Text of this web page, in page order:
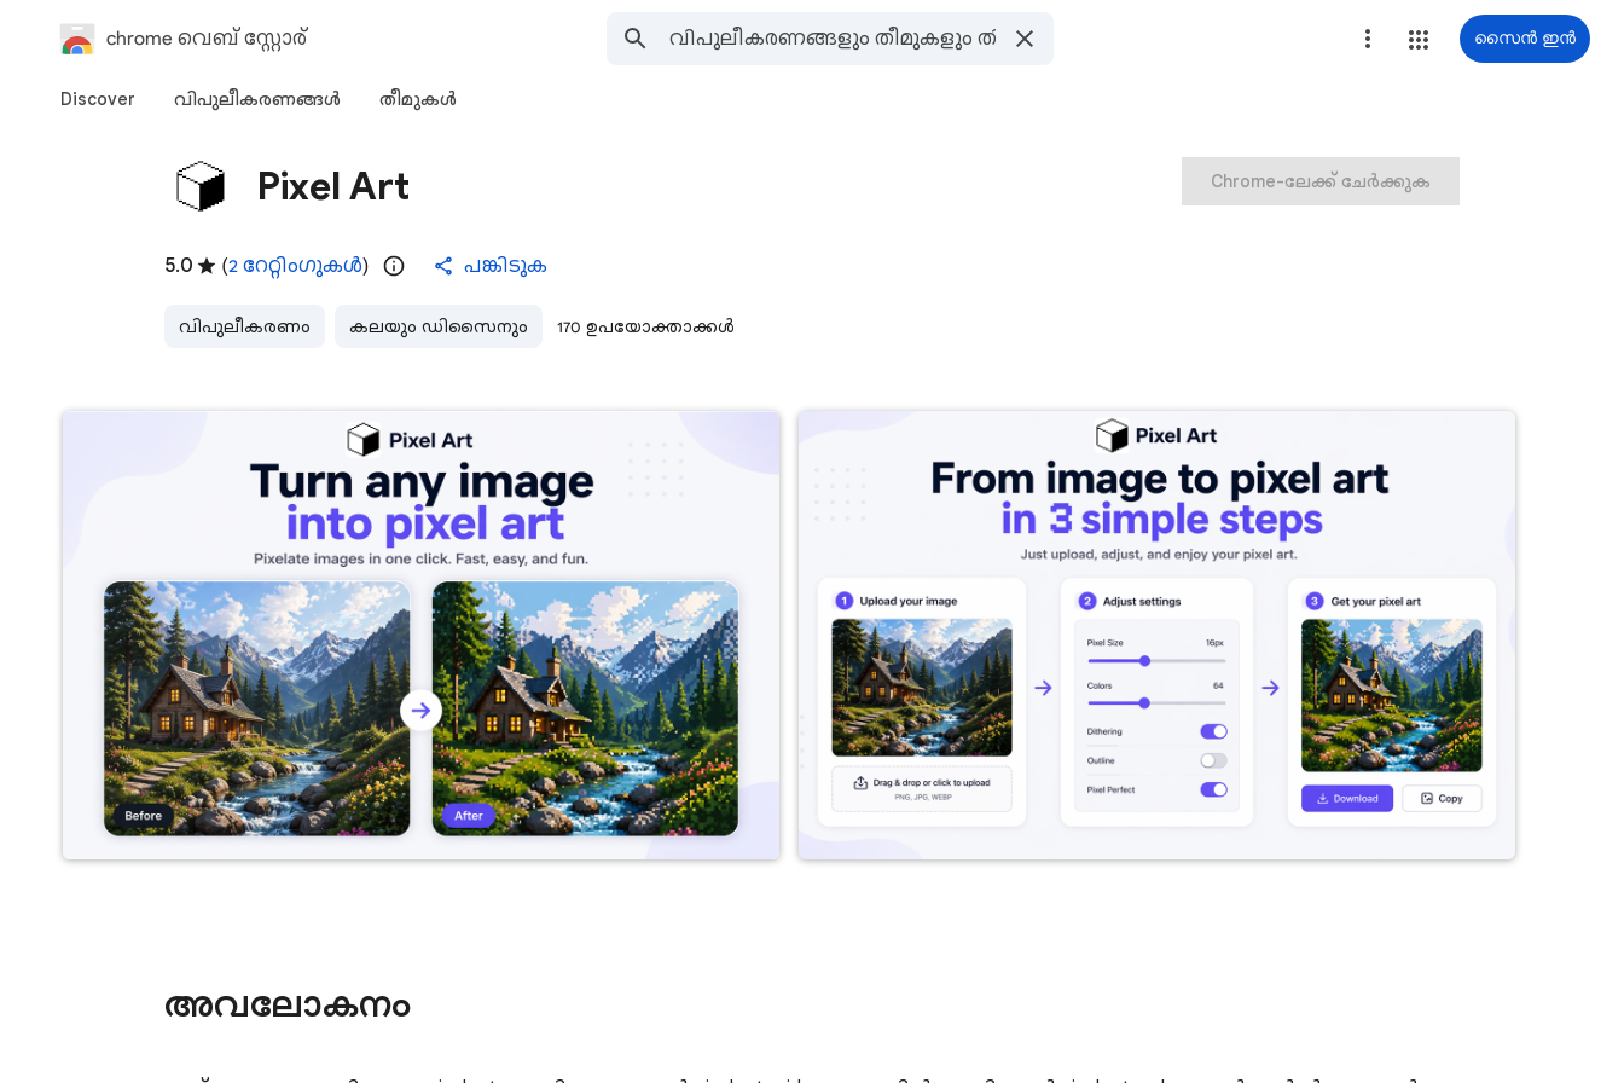
chrome വെബ് സ്റ്റോര്‍ സൈൻ ഇൻ
Discover വിപുലീകരണങ്ങള്‍ തീമുകള്‍‌
Pixel Art
5.0 (2 റേറ്റിംഗുകൾ) പങ്കിടുക
വിപുലീകരണം കലയും ഡിസൈനും 170 ഉപയോക്താക്കൾ
Chrome-ലേക്ക് ചേർക്കുക
അവലോകനം